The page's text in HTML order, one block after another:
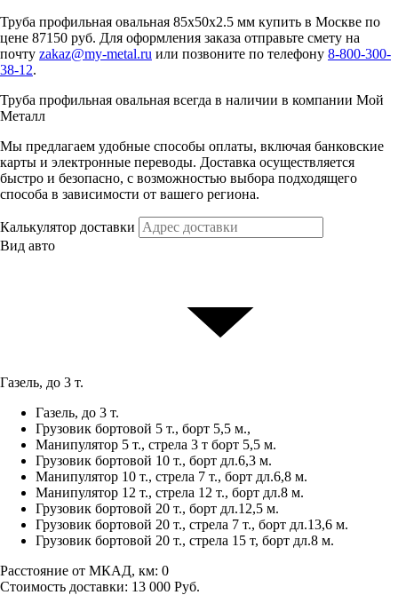
Труба профильная овальная 85х50х2.5 мм купить в Москве по
цене 87150 руб. Для оформления заказа отправьте смету на
почту zakaz@my-metal.ru или позвоните по телефону 8-800-300-
38-12.
Труба профильная овальная всегда в наличии в компании Мой
Металл
Мы предлагаем удобные способы оплаты, включая банковские
карты и электронные переводы. Доставка осуществляется
быстро и безопасно, с возможностью выбора подходящего
способа в зависимости от вашего региона.
Калькулятор доставки
Вид авто
Газель, до 3 т.
Газель, до 3 т.
Грузовик бортовой 5 т., борт 5,5 м.,
Манипулятор 5 т., стрела 3 т борт 5,5 м.
Грузовик бортовой 10 т., борт дл.6,3 м.
Манипулятор 10 т., стрела 7 т., борт дл.6,8 м.
Манипулятор 12 т., стрела 12 т., борт дл.8 м.
Грузовик бортовой 20 т., борт дл.12,5 м.
Грузовик бортовой 20 т., стрела 7 т., борт дл.13,6 м.
Грузовик бортовой 20 т., стрела 15 т, борт дл.8 м.
Расстояние от МКАД, км: 0
Стоимость доставки: 13 000 Руб.